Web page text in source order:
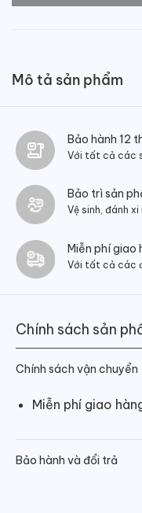
Mô tả sản phẩm
Bảo hành 12
Với tất cả các
Bảo trì sản
Vệ sinh, đánh
Miễn phí giao
Với tất cả các
Chính sách sản
Chính sách vận chuyển
Miễn phí giao
Bảo hành và đổi trả